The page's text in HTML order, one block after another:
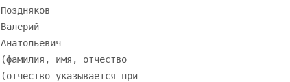
Поздняков
Валерий
Анатольевич
(фамилия, имя, отчество
(отчество указывается при